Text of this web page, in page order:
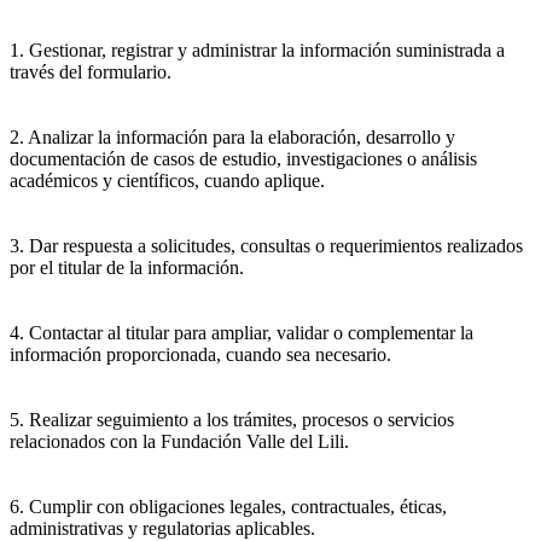
1. Gestionar, registrar y administrar la información suministrada a
través del formulario.
2. Analizar la información para la elaboración, desarrollo y
documentación de casos de estudio, investigaciones o análisis
académicos y científicos, cuando aplique.
3. Dar respuesta a solicitudes, consultas o requerimientos realizados
por el titular de la información.
4. Contactar al titular para ampliar, validar o complementar la
información proporcionada, cuando sea necesario.
5. Realizar seguimiento a los trámites, procesos o servicios
relacionados con la Fundación Valle del Lili.
6. Cumplir con obligaciones legales, contractuales, éticas,
administrativas y regulatorias aplicables.